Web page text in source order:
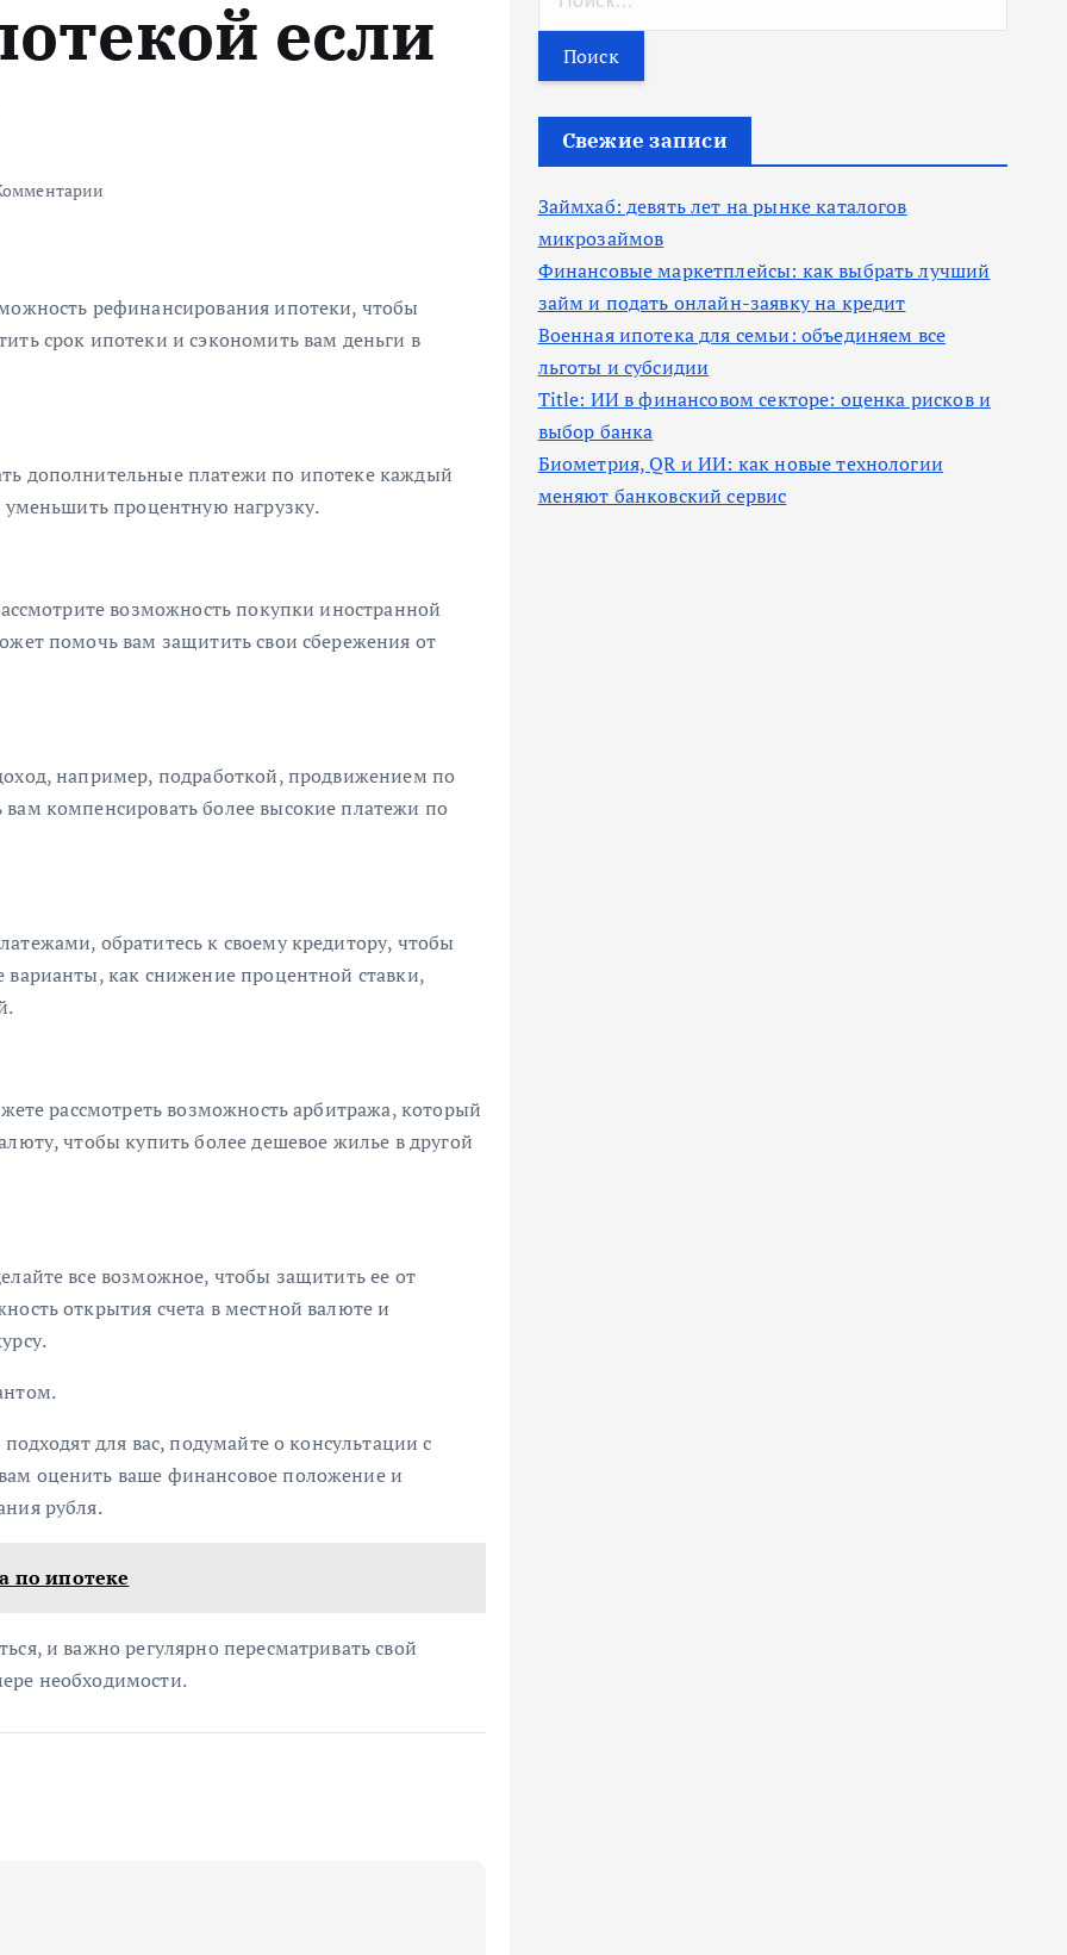
если
рефинансирования ипотеки, чтобы
срок ипотеки и сэкономить вам деньги в
дополнительные платежи по ипотеке каждый
процентную нагрузку.
возможность покупки иностранной
помочь вам защитить свои сбережения от
например, подработкой, продвижением по
компенсировать более высокие платежи по
обратитесь к своему кредитору, чтобы
как снижение процентной ставки,
рассмотреть возможность арбитража, который
чтобы купить более дешевое жилье в другой
все возможное, чтобы защитить ее от
открытия счета в местной валюте и
для вас, подумайте о консультации с
оценить ваше финансовое положение и
рубля.
по ипотеке
и важно регулярно пересматривать свой
необходимости.
т
и
Свежие записи
Займхаб: девять лет на рынке каталогов
микрозаймов
Финансовые маркетплейсы: как выбрать лучший
займ и подать онлайн-заявку на кредит
Военная ипотека для семьи: объединяем все
льготы и субсидии
Title: ИИ в финансовом секторе: оценка рисков и
выбор банка
Биометрия, QR и ИИ: как новые технологии
меняют банковский сервис